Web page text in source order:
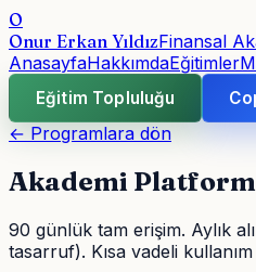
O
Onur Erkan YıldızFinansal
AnasayfaHakkımdaEğitimler
Eğitim Topluluğu
← Programlara dön
Akademi
90 günlük tam erişim. Aylık
tasarruf). Kısa vadeli